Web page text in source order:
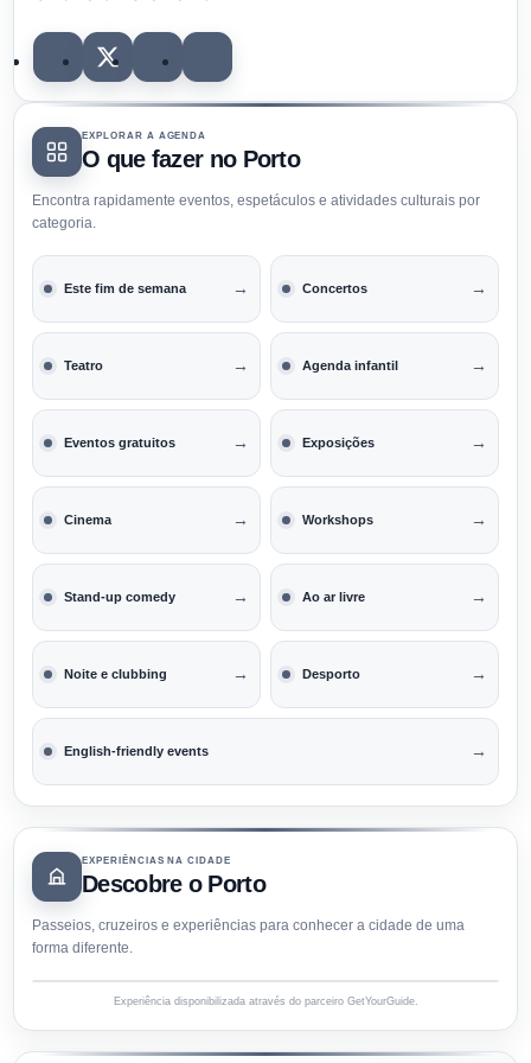
EXPLORAR A AGENDA
O que fazer no Porto
Encontra rapidamente eventos, espetáculos e atividades culturais por
categoria.
Este fim de semana → Concertos →
Teatro → Agenda infantil →
Eventos gratuitos → Exposições →
Cinema → Workshops →
Stand-up comedy → Ao ar livre →
Noite e clubbing → Desporto →
English-friendly events →
EXPERIÊNCIAS NA CIDADE
Descobre o Porto
Passeios, cruzeiros e experiências para conhecer a cidade de uma
forma diferente.
Experiência disponibilizada através do parceiro GetYourGuide.